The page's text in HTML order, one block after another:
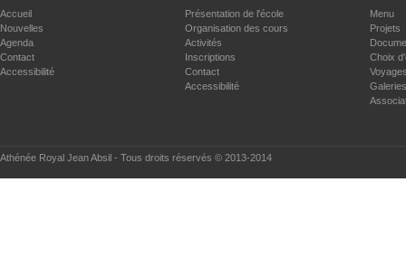
Accueil
Nouvelles
Agenda
Contact
Accessibilité
Présentation de l'école
Organisation des cours
Activités
Inscriptions
Contact
Accessibilité
Menu
Projets
Choix
Athénée Royal Jean Absil - Tous droits réservés © 2013-2014